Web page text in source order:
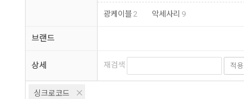
광케이블 2 악세사리 9
브랜드
상세 재검색 적용
싱크로코드